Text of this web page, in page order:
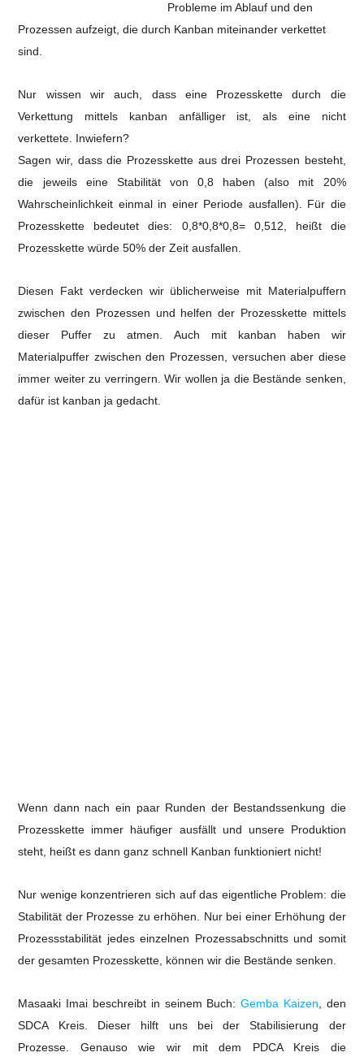
Probleme im Ablauf und den
Prozessen aufzeigt, die durch Kanban miteinander verkettet
sind.
Nur wissen wir auch, dass eine Prozesskette durch die
Verkettung mittels kanban anfälliger ist, als eine nicht
verkettete. Inwiefern?
Sagen wir, dass die Prozesskette aus drei Prozessen besteht,
die jeweils eine Stabilität von 0,8 haben (also mit 20%
Wahrscheinlichkeit einmal in einer Periode ausfallen). Für die
Prozesskette bedeutet dies: 0,8*0,8*0,8= 0,512, heißt die
Prozesskette würde 50% der Zeit ausfallen.
Diesen Fakt verdecken wir üblicherweise mit Materialpuffern
zwischen den Prozessen und helfen der Prozesskette mittels
dieser Puffer zu atmen. Auch mit kanban haben wir
Materialpuffer zwischen den Prozessen, versuchen aber diese
immer weiter zu verringern. Wir wollen ja die Bestände senken,
dafür ist kanban ja gedacht.
Wenn dann nach ein paar Runden der Bestandssenkung die
Prozesskette immer häufiger ausfällt und unsere Produktion
steht, heißt es dann ganz schnell Kanban funktioniert nicht!
Nur wenige konzentrieren sich auf das eigentliche Problem: die
Stabilität der Prozesse zu erhöhen. Nur bei einer Erhöhung der
Prozessstabilität jedes einzelnen Prozessabschnitts und somit
der gesamten Prozesskette, können wir die Bestände senken.
Masaaki Imai beschreibt in seinem Buch:Gemba Kaizen , den
SDCA Kreis. Dieser hilft uns bei der Stabilisierung der
Prozesse. Genauso wie wir mit dem PDCA Kreis die